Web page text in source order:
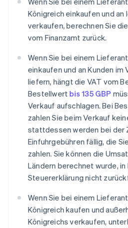
Königreich einkaufen und an
verkaufen, berechnen Sie
vom Finanzamt zurück.
Wenn Sie bei einem
einkaufen und an Kunden im
liefern, hängt die VAT vom
Bestellwert bis 135 GBP
Verkauf aufschlagen. Bei
zahlen Sie beim Verkauf
stattdessen werden bei der
Einfuhrgebühren fällig, die
zahlen. Sie können die
Ländern berechnet wurde,
Steuererklärung nicht
Wenn Sie bei einem
Königreich kaufen und
Königreichs verkaufen,